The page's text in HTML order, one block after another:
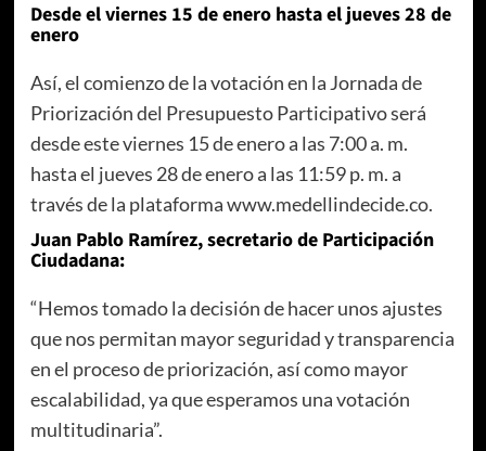
Desde el viernes 15 de enero hasta el jueves 28 de
enero
Así, el comienzo de la votación en la Jornada de
Priorización del Presupuesto Participativo será
desde este viernes 15 de enero a las 7:00 a. m.
hasta el jueves 28 de enero a las 11:59 p. m. a
través de la plataforma www.medellindecide.co.
Juan Pablo Ramírez, secretario de Participación
Ciudadana:
“Hemos tomado la decisión de hacer unos ajustes
que nos permitan mayor seguridad y transparencia
en el proceso de priorización, así como mayor
escalabilidad, ya que esperamos una votación
multitudinaria”.